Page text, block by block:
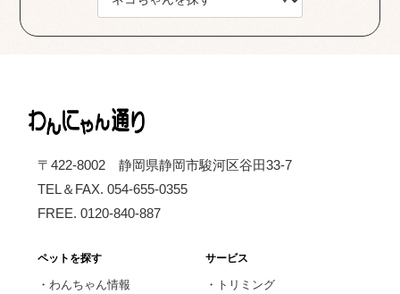
〒422-8002 静岡県静岡市駿河区谷田33-7
TEL＆FAX. 054-655-0355
FREE. 0120-840-887
ペットを探す
・わんちゃん情報
サービス
・ トリミング